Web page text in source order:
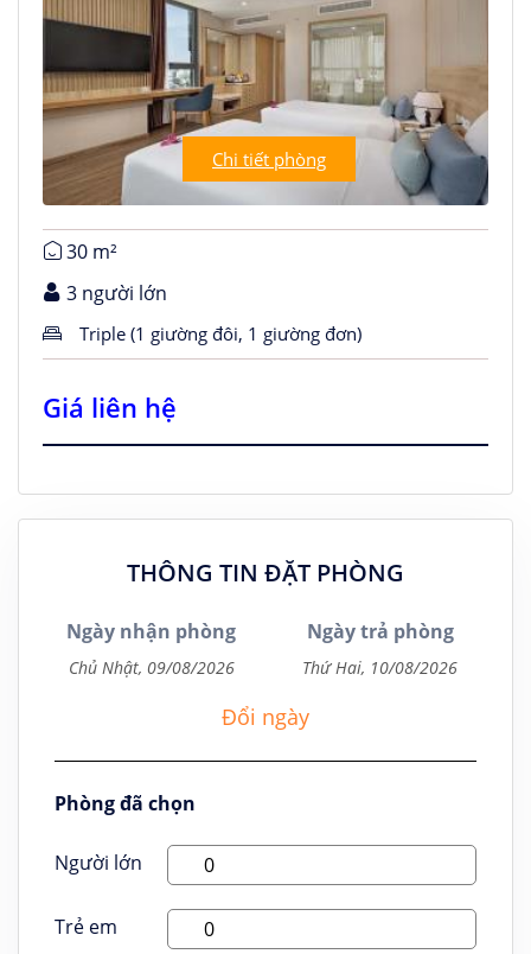
Chi tiết phòng
30 m²
3 người lớn
Triple (1 giường đôi, 1 giường đơn)
Giá liên hệ
THÔNG TIN ĐẶT PHÒNG
Ngày nhận phòng Ngày trả phòng
Đổi ngày
Phòng đã chọn
Người lớn
Trẻ em